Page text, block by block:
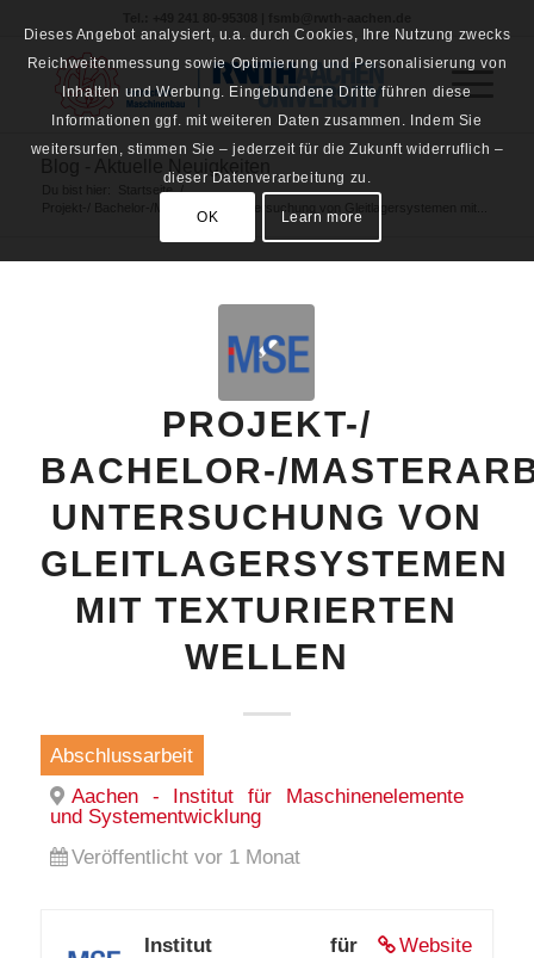
Startseite /
PROJEKT-/
BACHELOR-/
UNTERSUCHUNG VON
GLEITLAGERSYSTEMEN
MIT TEXTURIERTEN
WELLEN
Abschlussarbeit
Aachen - Institut für Maschinenelemente
und Systementwicklung
Veröffentlicht vor 1 Monat
Website
Institut für
Dieses Angebot analysiert, u.a. durch Cookies, Ihre Nutzung zwecks
Reichweitenmessung sowie Optimierung und Personalisierung von
Inhalten und Werbung. Eingebundene Dritte führen diese
Informationen ggf. mit weiteren Daten zusammen. Indem Sie
weitersurfen, stimmen Sie – jederzeit für die Zukunft widerruflich –
dieser Datenverarbeitung zu.
OK Learn more